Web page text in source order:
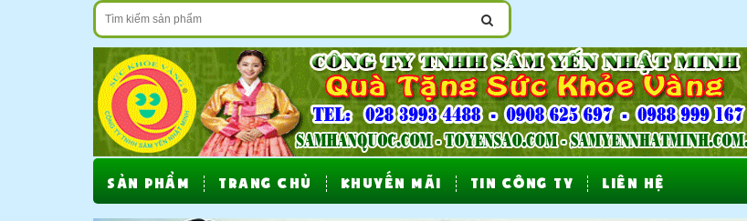
SẢN PHẨM TRANG CHỦ KHUYẾN MÃI TIN CÔNG TY LIÊN HỆ